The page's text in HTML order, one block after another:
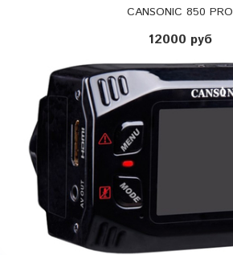
CANSONIC 850 PRO
12000 руб